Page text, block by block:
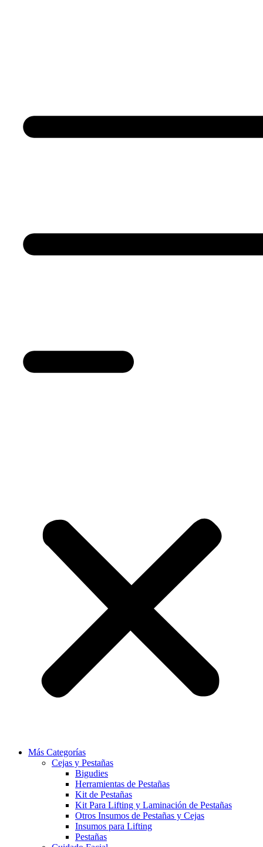
Más Categorías
Cejas y Pestañas
Bigudies
Herramientas de Pestañas
Kit de Pestañas
Kit Para Lifting y Laminación de Pestañas
Otros Insumos de Pestañas y Cejas
Insumos para Lifting
Pestañas